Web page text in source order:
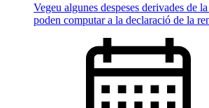
Vegeu algunes despeses derivades de
poden computar a la declaració de la